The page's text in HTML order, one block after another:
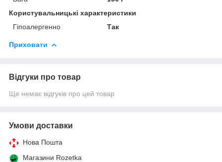
Користувальницькі характеристики
Гіпоалергенно
Так
Приховати
Відгуки про товар
Ще немає відгуків про цей товар
Умови доставки
Нова Пошта
Магазини Rozetka